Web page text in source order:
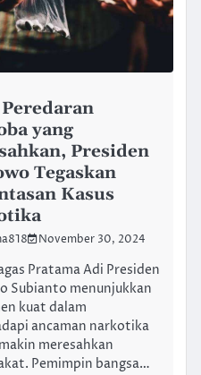
yang
Presiden
Tegaskan
Kasus
November 30, 2024
Pratama Adi Presiden
Subianto menunjukkan
kuat dalam
ancaman narkotika
meresahkan
Pemimpin bangsa…